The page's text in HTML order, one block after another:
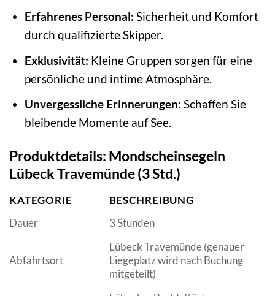
Erfahrenes Personal: Sicherheit und Komfort
durch qualifizierte Skipper.
Exklusivität: Kleine Gruppen sorgen für eine
persönliche und intime Atmosphäre.
Unvergessliche Erinnerungen: Schaffen Sie
bleibende Momente auf See.
Produktdetails: Mondscheinsegeln
Lübeck Travemünde (3 Std.)
KATEGORIE
BESCHREIBUNG
Dauer
3 Stunden
Abfahrtsort
Lübeck Travemünde (genauer
Liegeplatz wird nach Buchung
mitgeteilt)